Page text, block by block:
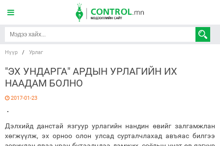
Нүүр / Урлаг
"ЭХ УНДАРГА" АРДЫН УРЛАГИЙН ИХ
НААДАМ БОЛНО
2017-01-23
Дэлхийд данстай язгуур урлагийн нандин өвийг залгамжлан
хөгжүүлж, эх орноо олон улсад сурталчлахад авъяас билгээ